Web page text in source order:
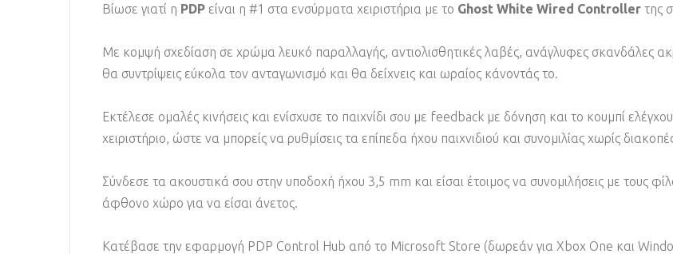
Βίωσε γιατί η PDP είναι η #1 στα ενσύρματα χειριστήρια με το Ghost White Wired Controller της
Με κομψή σχεδίαση σε χρώμα λευκό παραλλαγής, αντιολισθητικές λαβές, ανάγλυφες σκανδάλες
θα συντρίψεις εύκολα τον ανταγωνισμό και θα δείχνεις και ωραίος κάνοντάς το.
Εκτέλεσε ομαλές κινήσεις και ενίσχυσε το παιχνίδι σου με feedback με δόνηση και το κουμπί
χειριστήριο, ώστε να μπορείς να ρυθμίσεις τα επίπεδα ήχου παιχνιδιού και συνομιλίας χωρίς
Σύνδεσε τα ακουστικά σου στην υποδοχή ήχου 3,5 mm και είσαι έτοιμος να συνομιλήσεις με τους
άφθονο χώρο για να είσαι άνετος.
Κατέβασε την εφαρμογή PDP Control Hub από το Microsoft Store (δωρεάν για Xbox One και